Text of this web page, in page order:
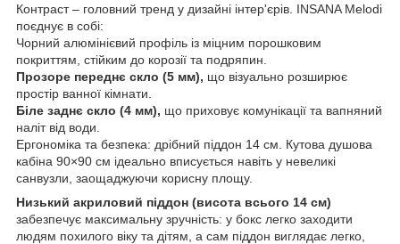
Контраст – головний тренд у дизайні інтер'єрів. INSANA Melodi
поєднує в собі:
Чорний алюмінієвий профіль із міцним порошковим
покриттям, стійким до корозії та подряпин.
Прозоре переднє скло (5 мм), що візуально розширює
простір ванної кімнати.
Біле заднє скло (4 мм), що приховує комунікації та вапняний
наліт від води.
Ергономіка та безпека: дрібний піддон 14 см. Кутова душова
кабіна 90×90 см ідеально вписується навіть у невеликі
санвузли, заощаджуючи корисну площу.
Низький акриловий піддон (висота всього 14 см)
забезпечує максимальну зручність: у бокс легко заходити
людям похилого віку та дітям, а сам піддон виглядає легко,